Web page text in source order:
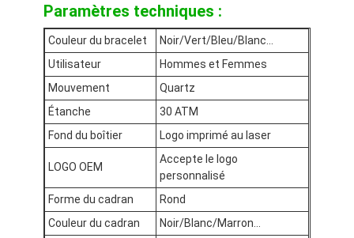
Paramètres techniques :
Couleur du bracelet
Noir/Vert/Bleu/Blanc...
Utilisateur
Hommes et Femmes
Mouvement
Quartz
Étanche
30 ATM
Fond du boîtier
Logo imprimé au laser
LOGO OEM
Accepte le logo
personnalisé
Forme du cadran
Rond
Couleur du cadran
Noir/Blanc/Marron...